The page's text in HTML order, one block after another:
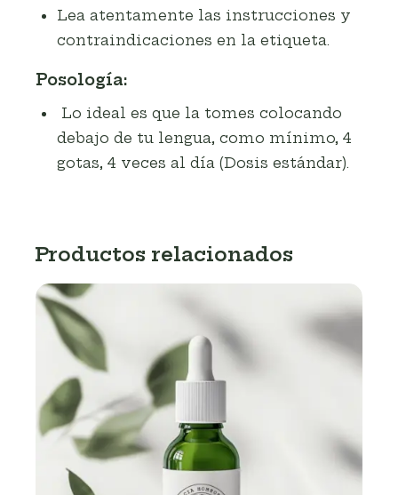
Lea atentamente las instrucciones y
contraindicaciones en la etiqueta.
Posología:
Lo ideal es que la tomes colocando
debajo de tu lengua, como mínimo, 4
gotas, 4 veces al día (Dosis estándar).
Productos relacionados